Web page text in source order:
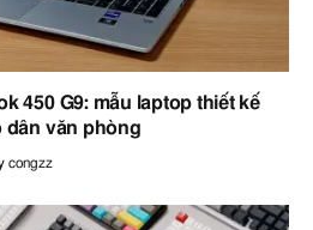
450 G9: mẫu laptop thiết kế
dân văn phòng
congzz